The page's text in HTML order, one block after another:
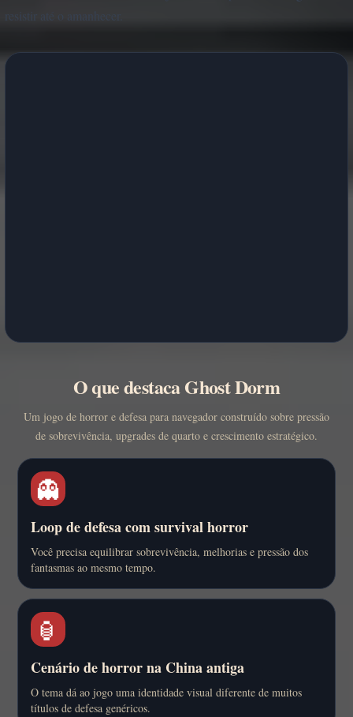
resistir até o amanhecer.
O que destaca Ghost Dorm
Um jogo de horror e defesa para navegador construído sobre pressão
de sobrevivência, upgrades de quarto e crescimento estratégico.
👻
Loop de defesa com survival horror
Você precisa equilibrar sobrevivência, melhorias e pressão dos
fantasmas ao mesmo tempo.
🏮
Cenário de horror na China antiga
O tema dá ao jogo uma identidade visual diferente de muitos
títulos de defesa genéricos.